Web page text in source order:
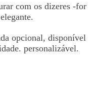
com os dizeres -for
opcional, disponível
personalizável.